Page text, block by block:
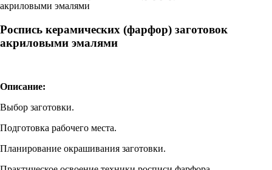
акриловыми эмалями
Роспись керамических (фарфор) заготовок
акриловыми эмалями
Описание:
Выбор заготовки.
Подготовка рабочего места.
Планирование окрашивания заготовки.